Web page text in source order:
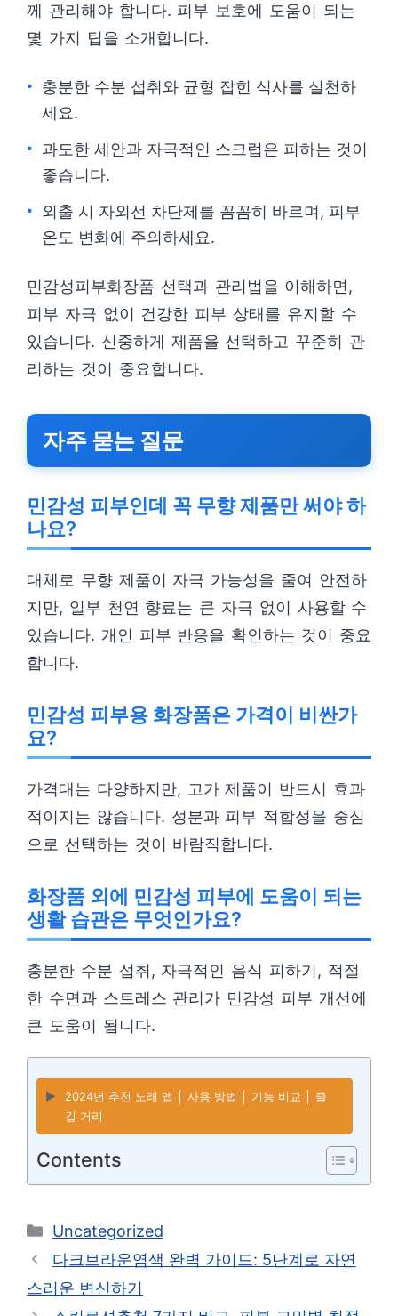
께 관리해야 합니다. 피부 보호에 도움이 되는
몇 가지 팁을 소개합니다.
충분한 수분 섭취와 균형 잡힌 식사를 실천하
세요.
과도한 세안과 자극적인 스크럽은 피하는 것이
좋습니다.
외출 시 자외선 차단제를 꼼꼼히 바르며, 피부
온도 변화에 주의하세요.
민감성피부화장품 선택과 관리법을 이해하면,
피부 자극 없이 건강한 피부 상태를 유지할 수
있습니다. 신중하게 제품을 선택하고 꾸준히 관
리하는 것이 중요합니다.
자주 묻는 질문
민감성 피부인데 꼭 무향 제품만 써야 하
나요?
대체로 무향 제품이 자극 가능성을 줄여 안전하
지만, 일부 천연 향료는 큰 자극 없이 사용할 수
있습니다. 개인 피부 반응을 확인하는 것이 중요
합니다.
민감성 피부용 화장품은 가격이 비싼가
요?
가격대는 다양하지만, 고가 제품이 반드시 효과
적이지는 않습니다. 성분과 피부 적합성을 중심
으로 선택하는 것이 바람직합니다.
화장품 외에 민감성 피부에 도움이 되는
생활 습관은 무엇인가요?
충분한 수분 섭취, 자극적인 음식 피하기, 적절
한 수면과 스트레스 관리가 민감성 피부 개선에
큰 도움이 됩니다.
▶️
2024년 추천 노래 앱 │ 사용 방법 │ 기능 비교 │ 즐
길 거리
Contents
카
테
리
Uncategorized
다크브라운염색 완벽 가이드: 5단계로 자연
스러운 변신하기